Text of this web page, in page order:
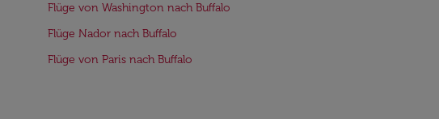
Flüge von Washington nach Buffalo
Flüge Nador nach Buffalo
Flüge von Paris nach Buffalo